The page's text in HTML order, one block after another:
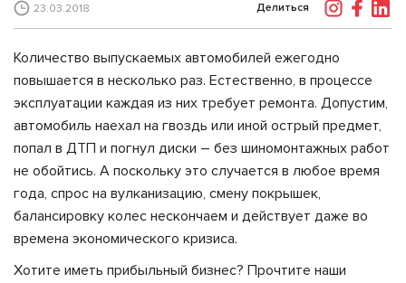
23.03.2018 Делиться
Количество выпускаемых автомобилей ежегодно
повышается в несколько раз. Естественно, в процессе
эксплуатации каждая из них требует ремонта. Допустим,
автомобиль наехал на гвоздь или иной острый предмет,
попал в ДТП и погнул диски – без шиномонтажных работ
не обойтись. А поскольку это случается в любое время
года, спрос на вулканизацию, смену покрышек,
балансировку колес нескончаем и действует даже во
времена экономического кризиса.
Хотите иметь прибыльный бизнес? Прочтите наши